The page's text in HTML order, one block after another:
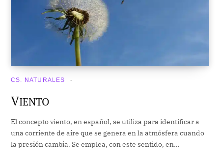
CS. NATURALES
VIENTO
El concepto viento, en español, se utiliza para identificar a
una corriente de aire que se genera en la atmósfera cuando
la presión cambia. Se emplea, con este sentido, en…